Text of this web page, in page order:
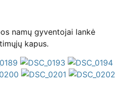
namų gyventojai lankė
kapus.